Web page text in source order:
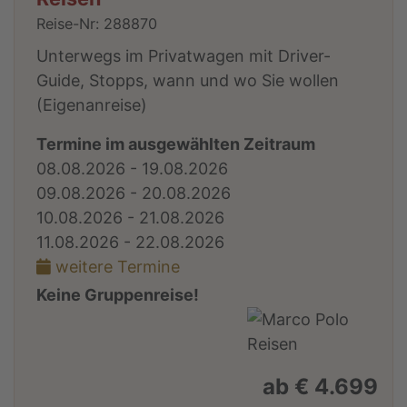
Reise-Nr: 288870
Unterwegs im Privatwagen mit Driver-
Guide, Stopps, wann und wo Sie wollen
(Eigenanreise)
Termine im ausgewählten Zeitraum
08.08.2026 - 19.08.2026
09.08.2026 - 20.08.2026
10.08.2026 - 21.08.2026
11.08.2026 - 22.08.2026
weitere Termine
Keine Gruppenreise!
ab € 4.699